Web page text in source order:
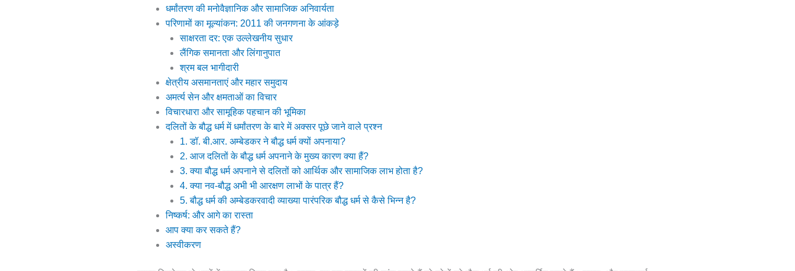
धर्मांतरण की मनोवैज्ञानिक और सामाजिक अनिवार्यता
परिणामों का मूल्यांकन: 2011 की जनगणना के आंकड़े
साक्षरता दर: एक उल्लेखनीय सुधार
लैंगिक समानता और लिंगानुपात
श्रम बल भागीदारी
क्षेत्रीय असमानताएं और महार समुदाय
अमर्त्य सेन और क्षमताओं का विचार
विचारधारा और सामूहिक पहचान की भूमिका
दलितों के बौद्ध धर्म में धर्मांतरण के बारे में अक्सर पूछे जाने वाले प्रश्न
1. डॉ. बी.आर. अम्बेडकर ने बौद्ध धर्म क्यों अपनाया?
2. आज दलितों के बौद्ध धर्म अपनाने के मुख्य कारण क्या हैं?
3. क्या बौद्ध धर्म अपनाने से दलितों को आर्थिक और सामाजिक लाभ होता है?
4. क्या नव-बौद्ध अभी भी आरक्षण लाभों के पात्र हैं?
5. बौद्ध धर्म की अम्बेडकरवादी व्याख्या पारंपरिक बौद्ध धर्म से कैसे भिन्न है?
निष्कर्ष: और आगे का रास्ता
आप क्या कर सकते हैं?
अस्वीकरण